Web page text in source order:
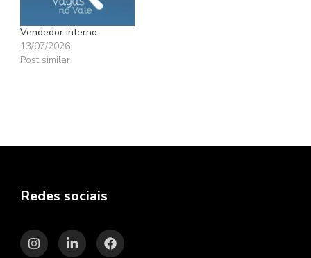
Vendedor interno
13/07/2026
Post similar
Redes sociais